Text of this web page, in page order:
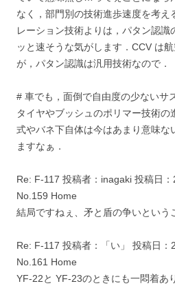
なく，部門別の技術進歩速度を考え
レーション技術よりは，パタン認
ッと速そうな気がします．CCV は
が，パタン認識は汎用技術なので．
# 車でも，面倒で自由度の少ないサ
タイヤやブッシュのポリマー技術
式やバネ下自体は今はあまり意味な
ますなぁ．
Re: F-117 投稿者：inagaki 投稿日
No.159 Home
結局ですねぇ、矛と盾の争いという
Re: F-117 投稿者：「い」 投稿日
No.161 Home
YF-22と YF-23のときにも一悶着あ